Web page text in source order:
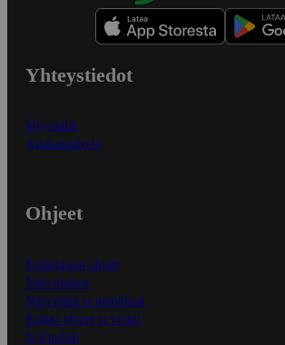
Yhteystiedot
Myymälät
Asiakaspalvelu
Ohjeet
Ensitilaajan ohjeet
Näin maksat
Näin tilaat ja muokkaat
Kaikki ohjeet ja vinkit
In English